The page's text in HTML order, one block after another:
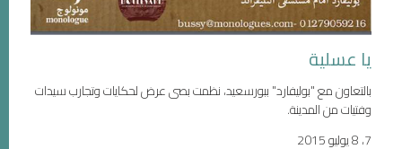
يا عسلية
بالتعاون مع "بوليفارد" ببورسعيد، نظمت بصى عرض لحكايات وتجارب سيدات
وفتيات من المدينة.
7، 8 يوليو 2015